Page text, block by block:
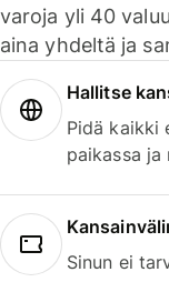
varoja yli 40
aina yhdeltä ja
Hallitse
Pidä kaikki
paikassa ja
Sinun ei